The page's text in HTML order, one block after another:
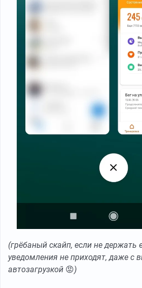
(грёбаный скайп, если не держать
уведомления не приходят, даже с
автозагрузкой 😡)